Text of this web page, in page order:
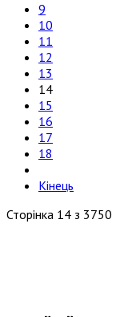
9
10
11
12
13
14
15
16
17
18
Кінець
Сторінка 14 з 3750